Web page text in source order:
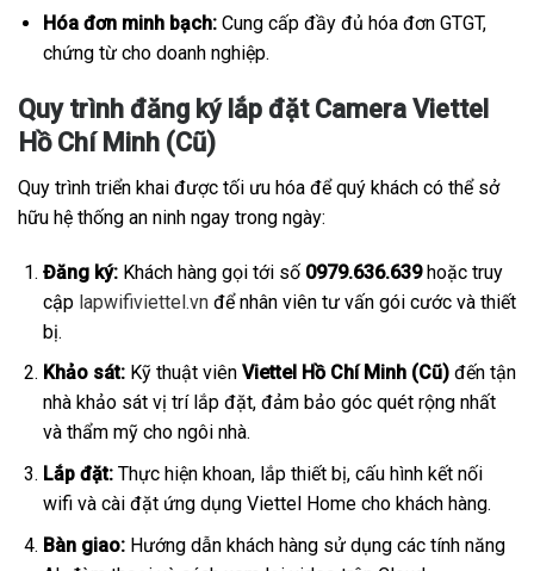
Hóa đơn minh bạch:Cung cấp đầy đủ hóa đơn GTGT,
chứng từ cho doanh nghiệp.
Quy trình đăng ký lắp đặt Camera Viettel
Hồ Chí Minh (Cũ)
Quy trình triển khai được tối ưu hóa để quý khách có thể sở
hữu hệ thống an ninh ngay trong ngày:
Đăng ký:Khách hàng gọi tới số 0979.636.639hoặc truy
cập lapwifiviettel.vnđể nhân viên tư vấn gói cước và thiết
bị.
Khảo sát:Kỹ thuật viên Viettel Hồ Chí Minh (Cũ)đến tận
nhà khảo sát vị trí lắp đặt, đảm bảo góc quét rộng nhất
và thẩm mỹ cho ngôi nhà.
Lắp đặt:Thực hiện khoan, lắp thiết bị, cấu hình kết nối
wifi và cài đặt ứng dụng Viettel Home cho khách hàng.
Bàn giao:Hướng dẫn khách hàng sử dụng các tính năng